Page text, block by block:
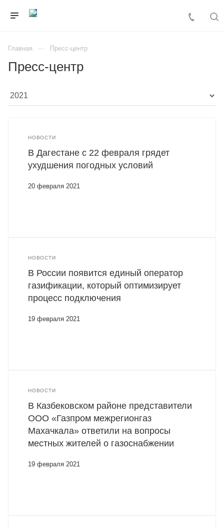
Главная Пресс-центр
Пресс-центр
НОВОСТИ
В Дагестане с 22 февраля грядет
ухудшения погодных условий
20 февраля 2021
НОВОСТИ
В России появится единый оператор
газификации, который оптимизирует
процесс подключения
19 февраля 2021
НОВОСТИ
В Казбековском районе представители
ООО «Газпром межрегионгаз
Махачкала» ответили на вопросы
местных жителей о газоснабжении
19 февраля 2021